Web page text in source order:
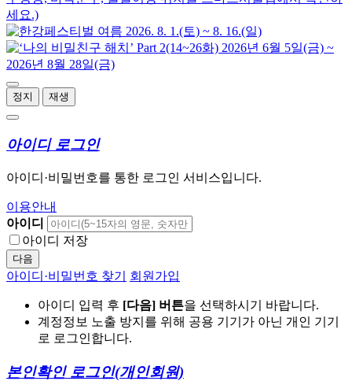
정지 재생
아이디 로그인
아이디·비밀번호를 통한 로그인 서비스입니다.
이용안내
아이디
아이디 저장
다음
아이디·비밀번호 찾기 회원가입
아이디 입력 후 [다음] 버튼을 선택하시기 바랍니다.
계정정보 노출 방지를 위해 공용 기기가 아닌 개인 기기
로 로그인합니다.
본인확인 로그인(개인회원)